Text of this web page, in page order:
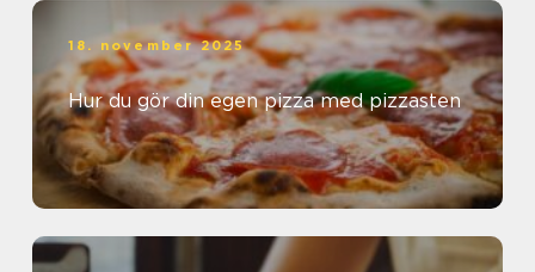
18. november 2025
Hur du gör din egen pizza med pizzasten